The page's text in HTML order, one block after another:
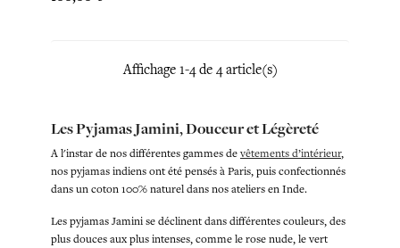
Affichage 1-4 de 4 article(s)
Les Pyjamas Jamini, Douceur et Légèreté
A l'instar de nos différentes gammes devêtements d’intérieur,
nos pyjamas indiens ont été pensés à Paris, puis confectionnés
dans un coton 100% naturel dans nos ateliers en Inde.
Les pyjamas Jamini se déclinent dans différentes couleurs, des
plus douces aux plus intenses, comme le rose nude, le vert